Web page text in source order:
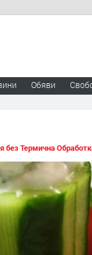
Обяви
без Термична